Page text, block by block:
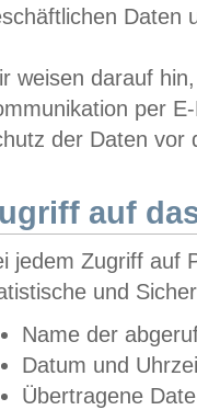
Daten
weisen darauf
per
der Daten vor
auf
jedem Zugriff auf
und
Name der
Datum und
Übertragene